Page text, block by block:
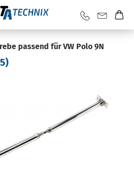
pas­send für VW Polo 9N
)